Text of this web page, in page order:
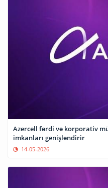
Azercell fərdi və korporativ
imkanları genişləndirir
14-05-2026